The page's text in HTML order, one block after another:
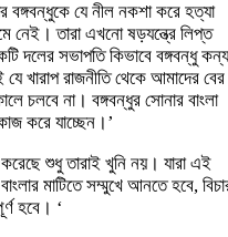
যে নীল নকশা করে হত্যা
নেই। তারা এখনো ষড়যন্ত্রে লিপ্ত
দলের সভাপতি কিভাবে বঙ্গবন্ধু
খারাপ রাজনীতি থেকে আমাদের বের
চলবে না। বঙ্গবন্ধুর সোনার বাংলা
কাজ করে যাচ্ছেন।’
শুধু তারাই খুনি নয়। যারা এই
মাটিতে সম্মুখে আনতে হবে,
হবে। ‘